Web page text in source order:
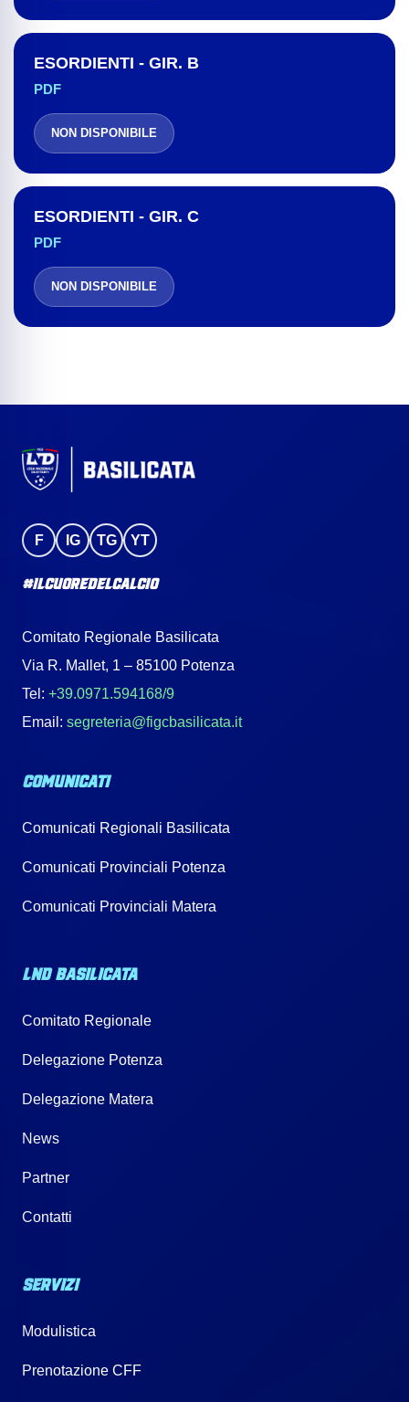
ESORDIENTI - GIR. B
PDF
NON DISPONIBILE
ESORDIENTI - GIR. C
PDF
NON DISPONIBILE
F IG TG YT
#IlCuoreDelCalcio
Comitato Regionale Basilicata
Via R. Mallet, 1 – 85100 Potenza
Tel: +39.0971.594168/9
Email: segreteria@figcbasilicata.it
COMUNICATI
Comunicati Regionali Basilicata
Comunicati Provinciali Potenza
Comunicati Provinciali Matera
LND BASILICATA
Comitato Regionale
Delegazione Potenza
Delegazione Matera
News
Partner
Contatti
SERVIZI
Modulistica
Prenotazione CFF